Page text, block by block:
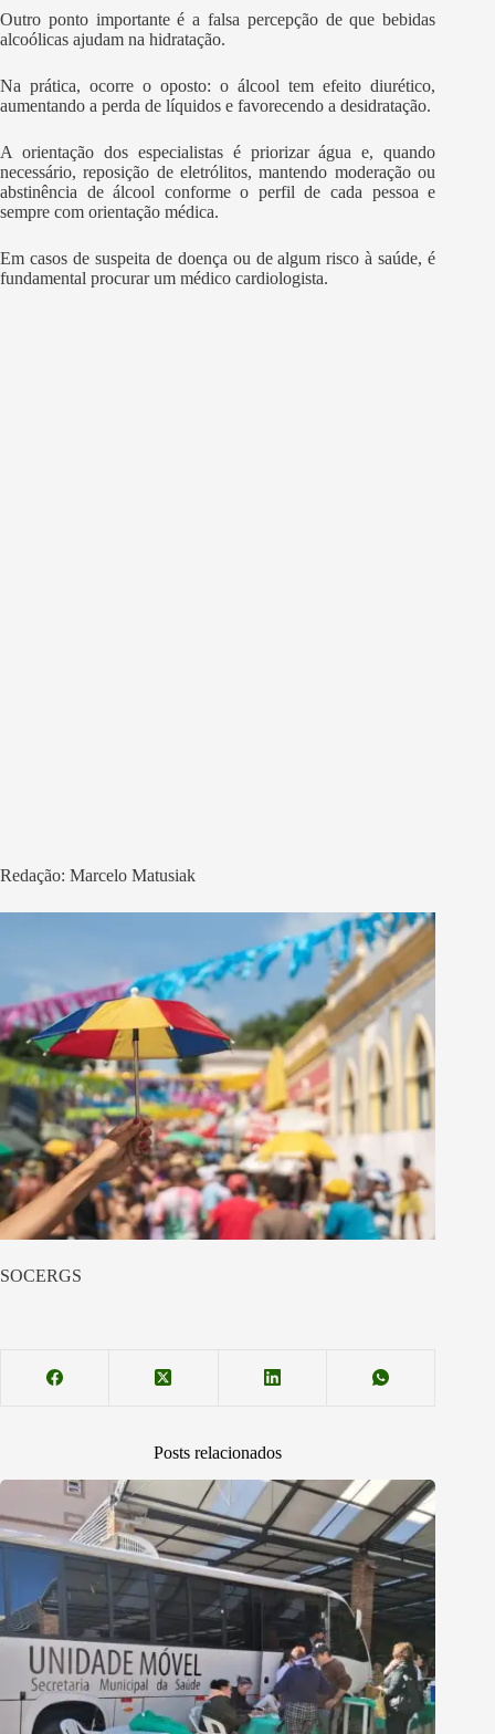
Outro ponto importante é a falsa percepção de que bebidas
alcoólicas ajudam na hidratação.
Na prática, ocorre o oposto: o álcool tem efeito diurético,
aumentando a perda de líquidos e favorecendo a desidratação.
A orientação dos especialistas é priorizar água e, quando
necessário, reposição de eletrólitos, mantendo moderação ou
abstinência de álcool conforme o perfil de cada pessoa e
sempre com orientação médica.
Em casos de suspeita de doença ou de algum risco à saúde, é
fundamental procurar um médico cardiologista.
Redação: Marcelo Matusiak
SOCERGS
Posts relacionados